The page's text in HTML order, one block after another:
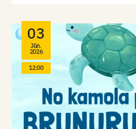
03
Jūn.
2026
12:00